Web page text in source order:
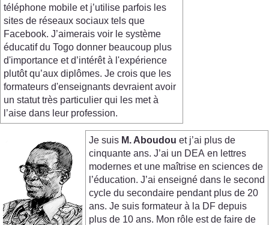
téléphone mobile et j’utilise parfois les
sites de réseaux sociaux tels que
Facebook. J’aimerais voir le système
éducatif du Togo donner beaucoup plus
d'importance et d’intérêt à l'expérience
plutôt qu’aux diplômes. Je crois que les
formateurs d'enseignants devraient avoir
un statut très particulier qui les met à
l’aise dans leur profession.
Je suis M. Aboudou et j’ai plus de
cinquante ans. J’ai un DEA en lettres
modernes et une maîtrise en sciences de
l’éducation. J’ai enseigné dans le second
cycle du secondaire pendant plus de 20
ans. Je suis formateur à la DF depuis
plus de 10 ans. Mon rôle est de faire de